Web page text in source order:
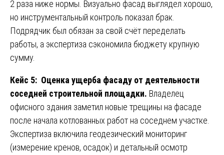
2 раза ниже нормы. Визуально фасад выглядел хорошо,
но инструментальный контроль показал брак.
Подрядчик был обязан за свой счёт переделать
работы, а экспертиза сэкономила бюджету крупную
сумму.
Кейс 5: Оценка ущерба фасаду от деятельности
соседней строительной площадки. Владелец
офисного здания заметил новые трещины на фасаде
после начала котлованных работ на соседнем участке.
Экспертиза включила геодезический мониторинг
(измерение кренов, осадок) и детальный осмотр